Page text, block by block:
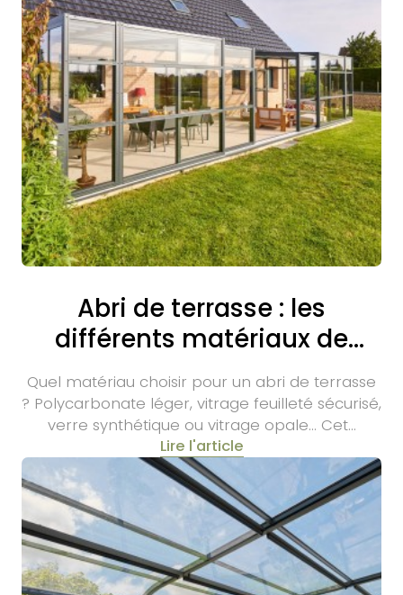
Abri de terrasse : les
différents matériaux de
remplissage
Quel matériau choisir pour un abri de terrasse
? Polycarbonate léger, vitrage feuilleté sécurisé,
verre synthétique ou vitrage opale… Cet…
Lire l'article